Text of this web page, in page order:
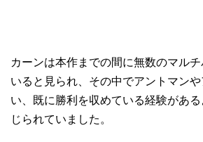
カーンは本作までの間に無数のマル
いると見られ、その中でアントマン
い、既に勝利を収めている経験があ
じられていました。